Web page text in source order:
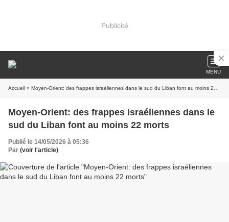
Publicité
MENU
Accueil » Moyen-Orient: des frappes israéliennes dans le sud du Liban font au moins 22 morts
Moyen-Orient: des frappes israéliennes dans le
sud du Liban font au moins 22 morts
Publié le 14/05/2026 à 05:36
Par (voir l'article)